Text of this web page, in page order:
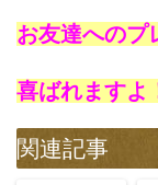
お友達へのプ
喜ばれますよ
関連記事